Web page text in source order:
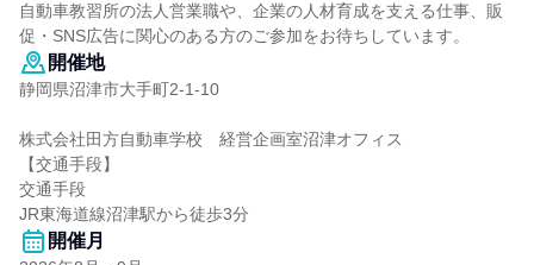
自動車教習所の法人営業職や、企業の人材育成を支える仕事、販
促・SNS広告に関心のある方のご参加をお待ちしています。
開催地
静岡県沼津市大手町2-1-10
株式会社田方自動車学校 経営企画室沼津オフィス
【交通手段】
交通手段
JR東海道線沼津駅から徒歩3分
開催月